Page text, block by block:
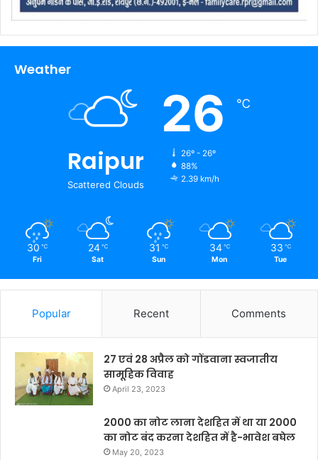
Weather
Raipur
Scattered Clouds
26 ℃
26º - 26º
88%
2.39 km/h
30 ℃
Fri
24 ℃
Sat
31 ℃
Sun
34 ℃
Mon
33 ℃
Tue
Popular Recent Comments
27 एवं 28 अप्रैल को गोंडवाना स्वजातीय
सामूहिक विवाह
April 23, 2023
2000 का नोट लाना देशहित में था या 2000
का नोट बंद करना देशहित में है-भावेश बघेल
May 20, 2023